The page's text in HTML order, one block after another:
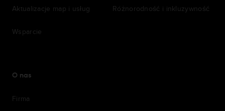
Aktualizacje map i usług
Wsparcie
Różnorodność i inkluzywność
O nas
Firma